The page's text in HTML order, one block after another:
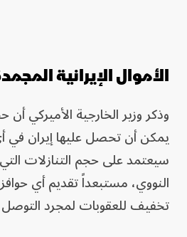
الأموال الإيرانية
وذكر وزير الخارجية الأميركي
يمكن أن تحصل عليها إيران في
سيعتمد على حجم التنازلات
النووي، مستبعداً تقديم أي
تخفيف للعقوبات لمجرد التوصل